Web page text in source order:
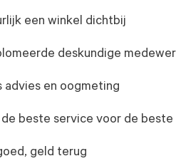
een winkel dichtbij
deskundige
advies en oogmeting
beste service voor de beste
geld terug